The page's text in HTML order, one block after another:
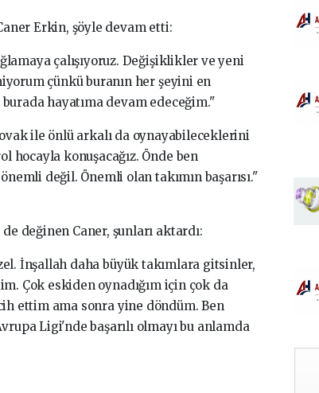
Erkin, şöyle devam etti:
çalışıyoruz. Değişiklikler ve yeni
çünkü buranın her şeyini en
hayatıma devam edeceğim."
ile önlü arkalı da oynayabileceklerini
hocayla konuşacağız. Önde ben
değil. Önemli olan takımın başarısı."
değinen Caner, şunları aktardı:
İnşallah daha büyük takımlara gitsinler,
Çok eskiden oynadığım için çok da
ettim ama sonra yine döndüm. Ben
Ligi'nde başarılı olmayı bu anlamda